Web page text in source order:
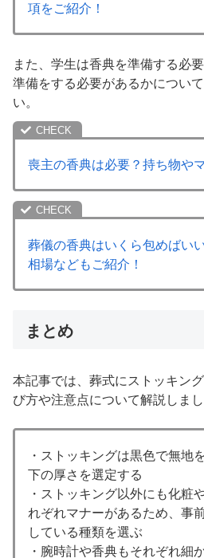
項をご紹介！
また、学生は香典を準備する必
準備をする必要があるかについ
い。
喪主の香典は必要？持ち物や
葬儀の香典はいくら包めばい
相場などもご紹介！
まとめ
本記事では、葬式にストッキン
び方や注意点について解説しまし
・ストッキングは黒色で無地
下の厚さを選定する
・ストッキング以外にも化粧
れぞれマナーがあるため、事
している種類を選ぶ
・腕時計や香典もそれぞれ細